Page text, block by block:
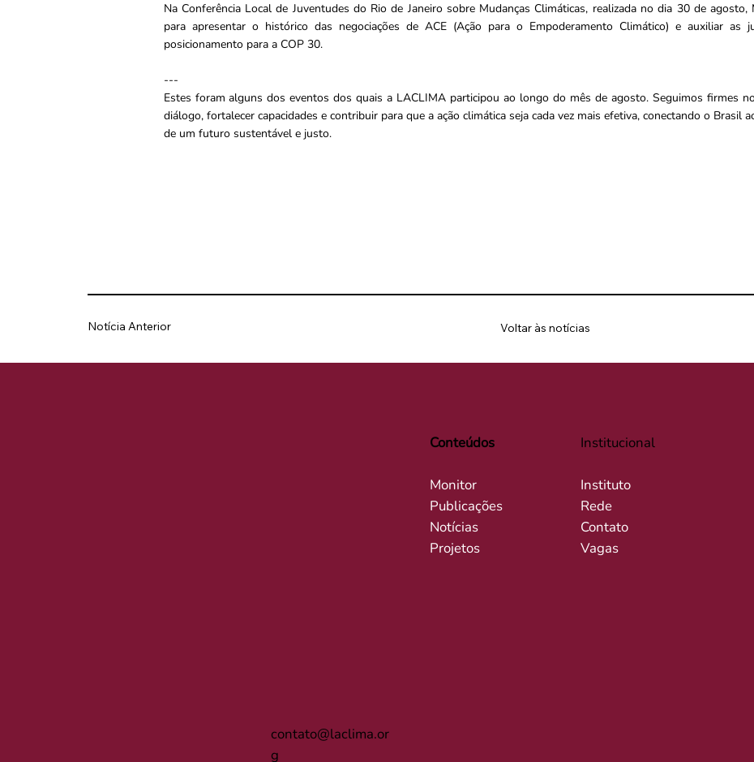
Na Conferência Local de Juventudes do Rio de Janeiro sobre Mudanças Climáticas, realizada no dia 30 de
para apresentar o histórico das negociações de ACE (Ação para o Empoderamento Climático) e auxiliar as
posicionamento para a COP 30.
---
Estes foram alguns dos eventos dos quais a LACLIMA participou ao longo do mês de agosto. Seguimos firmes
diálogo, fortalecer capacidades e contribuir para que a ação climática seja cada vez mais efetiva, conectando o Brasil
de um futuro sustentável e justo.
Notícia Anterior Voltar às notícias
Conteúdos
Monitor
Publicações
Notícias
Projetos
Institucional
Instituto
Rede
Contato
Vagas
contato@laclima.or
g